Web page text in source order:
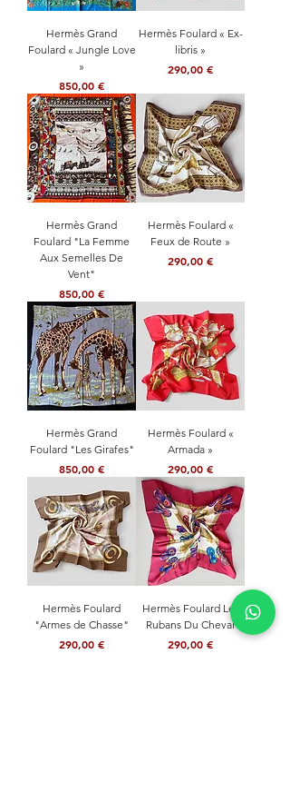
Hermès Grand
Foulard « Jungle Love
»
Prix
850,00 €
Hermès Foulard « Ex-
libris »
Prix
290,00 €
Hermès Grand
Foulard "La Femme
Aux Semelles De
Vent"
Prix
850,00 €
Hermès Foulard «
Feux de Route »
Prix
290,00 €
Hermès Grand
Foulard "Les Girafes"
Prix
850,00 €
Hermès Foulard «
Armada »
Prix
290,00 €
Hermès Foulard
"Armes de Chasse"
Prix
290,00 €
Hermès Foulard Les
Rubans Du Cheval
Prix
290,00 €